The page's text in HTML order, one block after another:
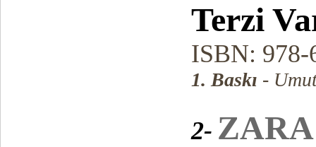
Terzi
ISBN: 978-
1. Baskı -
2-